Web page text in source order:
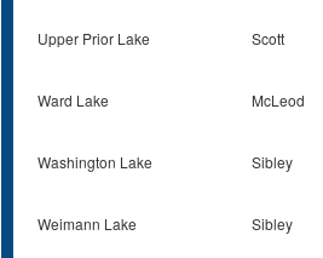
Upper Prior Lake Scott
Ward Lake McLeod
Washington Lake Sibley
Weimann Lake Sibley